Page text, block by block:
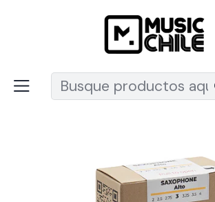
Recuerda que ahora nos puedes
Accesorios Vientos